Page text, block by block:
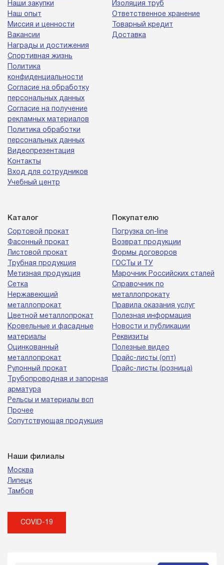
Наши закупки
Наш опыт
Миссия и ценности
Вакансии
Награды и достижения
Спортивная жизнь
Политика
конфиденциальности
Согласие на обработку
персональных данных
Согласие на получение
рекламных материалов
Политика обработки
персональных данных
Видеопрезентация
Контакты
Вход для сотрудников
Учебный центр
Изоляция труб
Ответственное хранение
Товарный кредит
Доставка
Каталог
Сортовой прокат
Фасонный прокат
Листовой прокат
Трубная продукция
Метизная продукция
Сетка
Нержавеющий
металлопрокат
Цветной металлопрокат
Кровельные и фасадные
материалы
Оцинкованный
металлопрокат
Рулонный прокат
Трубопроводная и запорная
арматура
Рельсы и материалы всп
Прочее
Сопутствующая продукция
Покупателю
Погрузка on-line
Возврат продукции
Формы договоров
ГОСТы и ТУ
Марочник Российских сталей
Справочник по
металлопрокату
Правила оказания услуг
Полезная информация
Новости и публикации
Реквизиты
Полезные видео
Прайс-листы (опт)
Прайс-листы (розница)
Наши филиалы
Москва
Липецк
Тамбов
COVID-19